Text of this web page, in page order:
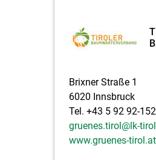
Brixner Straße 1
6020 Innsbruck
Tel. +43 5 92 92-
gruenes.tirol@lk-
www.gruenes-tirol.at